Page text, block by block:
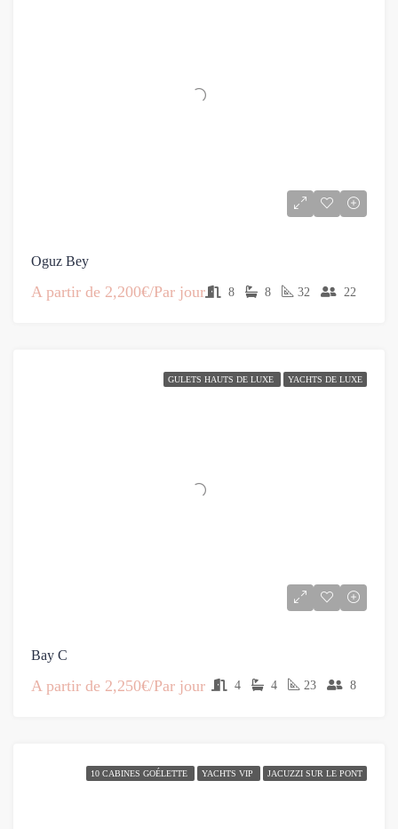
Oguz Bey
A partir de 2,200€/Par jour 8 8 32 22
GULETS HAUTS DE LUXE YACHTS DE LUXE
Bay C
A partir de 2,250€/Par jour 4 4 23 8
10 CABINES GOÉLETTE YACHTS VIP JACUZZI SUR LE PONT